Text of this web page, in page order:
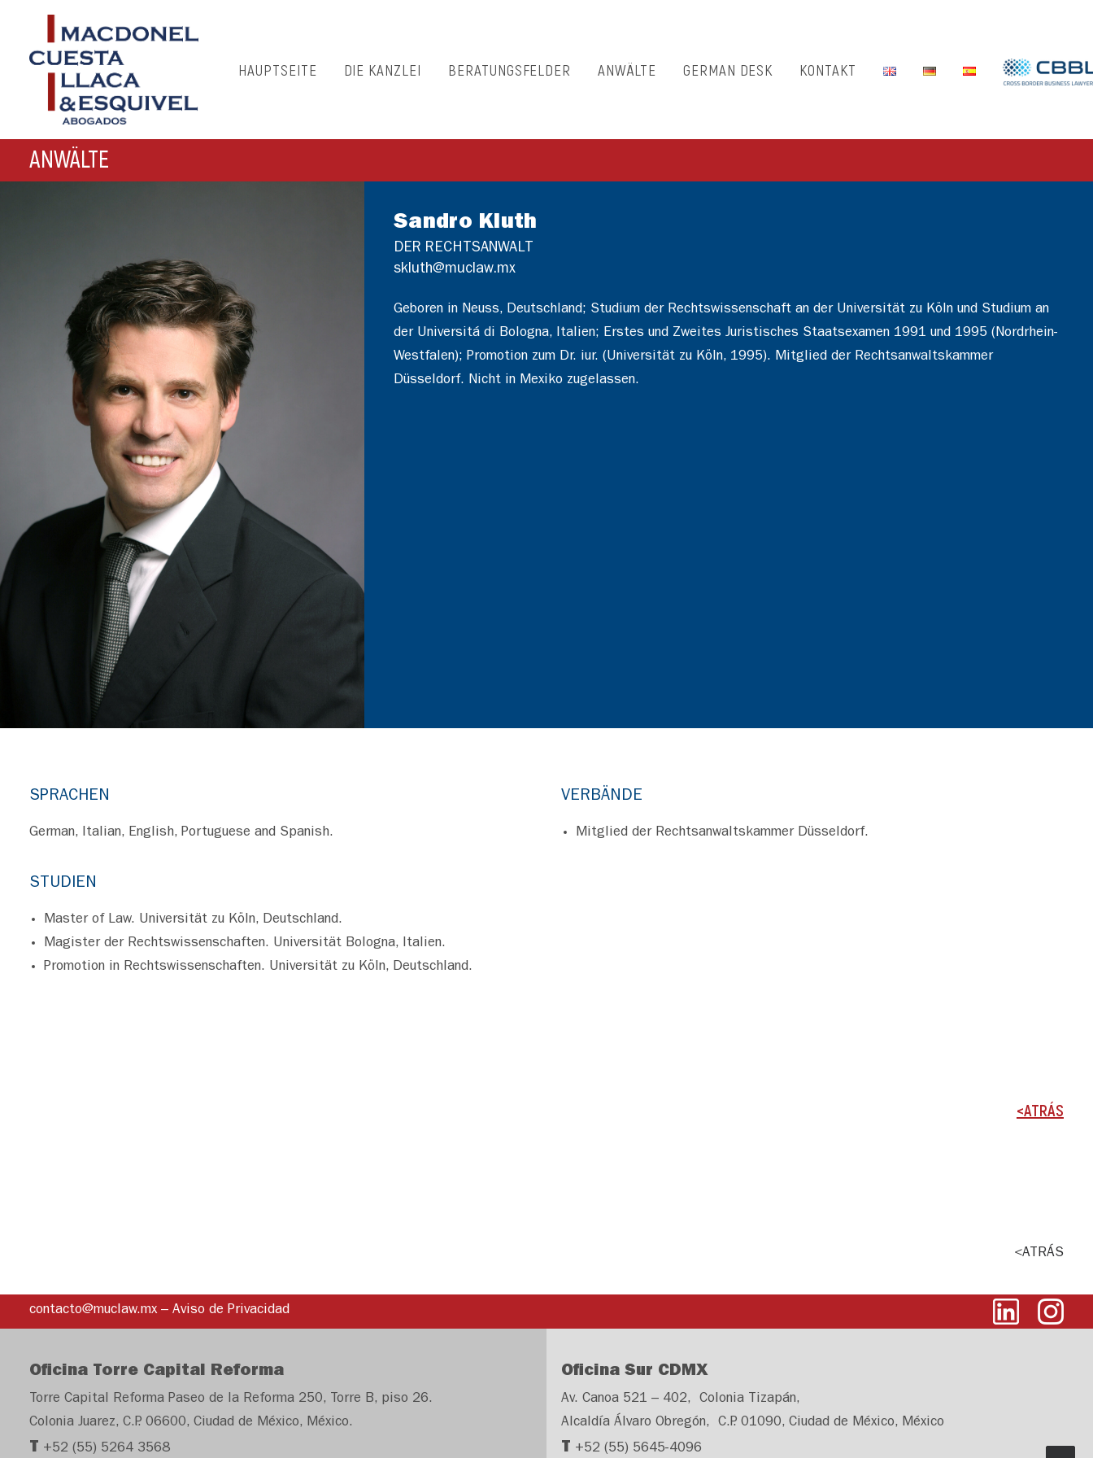
HAUPTSEITE DIE KANZLEI BERATUNGSFELDER ANWÄLTE GERMAN DESK KONTAKT
ANWÄLTE
Sandro Kluth
DER RECHTSANWALT
skluth@muclaw.mx
Geboren in Neuss, Deutschland; Studium der Rechtswissenschaft an der Universität zu Köln und Studium an
der Universitá di Bologna, Italien; Erstes und Zweites Juristisches Staatsexamen 1991 und 1995 (Nordrhein-
Westfalen); Promotion zum Dr. iur. (Universität zu Köln, 1995). Mitglied der Rechtsanwaltskammer
Düsseldorf. Nicht in Mexiko zugelassen.
SPRACHEN
German, Italian, English, Portuguese and Spanish.
STUDIEN
Master of Law. Universität zu Köln, Deutschland.
Magister der Rechtswissenschaften. Universität Bologna, Italien.
Promotion in Rechtswissenschaften. Universität zu Köln, Deutschland.
VERBÄNDE
Mitglied der Rechtsanwaltskammer Düsseldorf.
<ATRÁS
<ATRÁS
contacto@muclaw.mx– Aviso de Privacidad
Oficina Torre Capital Reforma
Torre Capital Reforma Paseo de la Reforma 250, Torre B, piso 26.
Colonia Juarez, C.P. 06600, Ciudad de México, México.
T +52 (55) 5264 3568
Oficina Sur CDMX
Av. Canoa 521 – 402, Colonia Tizapán,
Alcaldía Álvaro Obregón, C.P. 01090, Ciudad de México, México
T +52 (55) 5645-4096